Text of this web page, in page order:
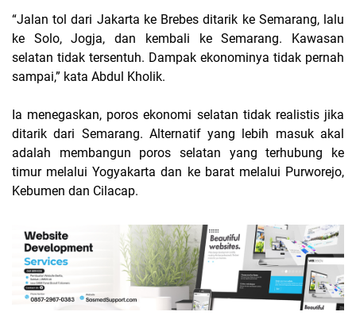
“Jalan tol dari Jakarta ke Brebes ditarik ke Semarang, lalu
ke Solo, Jogja, dan kembali ke Semarang. Kawasan
selatan tidak tersentuh. Dampak ekonominya tidak pernah
sampai,” kata Abdul Kholik.
Ia menegaskan, poros ekonomi selatan tidak realistis jika
ditarik dari Semarang. Alternatif yang lebih masuk akal
adalah membangun poros selatan yang terhubung ke
timur melalui Yogyakarta dan ke barat melalui Purworejo,
Kebumen dan Cilacap.